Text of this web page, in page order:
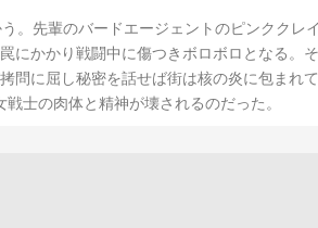
。先輩のバードエージェントのピンククレ
かかり戦闘中に傷つきボロボロとなる。
問に屈し秘密を話せば街は核の炎に包まれ
士の肉体と精神が壊されるのだった。